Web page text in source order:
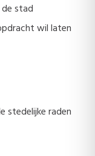
stad
wil laten
stedelijke raden